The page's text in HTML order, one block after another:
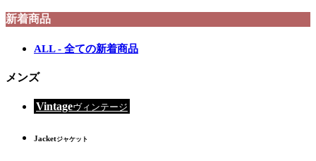
新着商品
ALL - 全ての新着商品
メンズ
Vintageヴィンテージ
Jacketジャケット